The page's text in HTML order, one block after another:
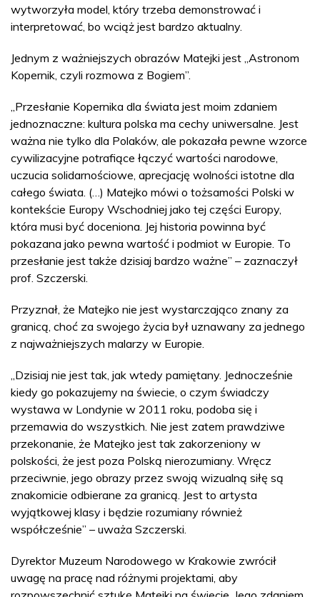
wytworzyła model, który trzeba demonstrować i
interpretować, bo wciąż jest bardzo aktualny.
Jednym z ważniejszych obrazów Matejki jest „Astronom
Kopernik, czyli rozmowa z Bogiem”.
„Przesłanie Kopernika dla świata jest moim zdaniem
jednoznaczne: kultura polska ma cechy uniwersalne. Jest
ważna nie tylko dla Polaków, ale pokazała pewne wzorce
cywilizacyjne potrafiące łączyć wartości narodowe,
uczucia solidarnościowe, aprecjację wolności istotne dla
całego świata. (…) Matejko mówi o tożsamości Polski w
kontekście Europy Wschodniej jako tej części Europy,
która musi być doceniona. Jej historia powinna być
pokazana jako pewna wartość i podmiot w Europie. To
przesłanie jest także dzisiaj bardzo ważne” – zaznaczył
prof. Szczerski.
Przyznał, że Matejko nie jest wystarczająco znany za
granicą, choć za swojego życia był uznawany za jednego
z najważniejszych malarzy w Europie.
„Dzisiaj nie jest tak, jak wtedy pamiętany. Jednocześnie
kiedy go pokazujemy na świecie, o czym świadczy
wystawa w Londynie w 2011 roku, podoba się i
przemawia do wszystkich. Nie jest zatem prawdziwe
przekonanie, że Matejko jest tak zakorzeniony w
polskości, że jest poza Polską nierozumiany. Wręcz
przeciwnie, jego obrazy przez swoją wizualną siłę są
znakomicie odbierane za granicą. Jest to artysta
wyjątkowej klasy i będzie rozumiany również
współcześnie” – uważa Szczerski.
Dyrektor Muzeum Narodowego w Krakowie zwrócił
uwagę na pracę nad różnymi projektami, aby